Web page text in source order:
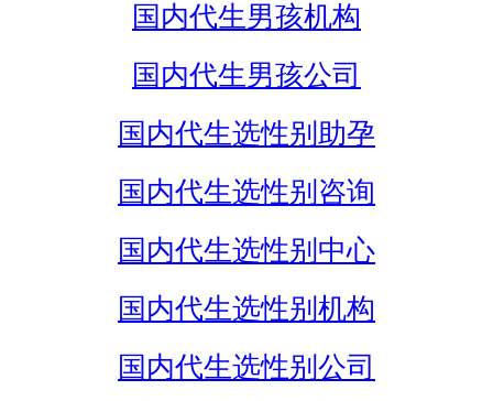
国内代生男孩机构
国内代生男孩公司
国内代生选性别助孕
国内代生选性别咨询
国内代生选性别中心
国内代生选性别机构
国内代生选性别公司